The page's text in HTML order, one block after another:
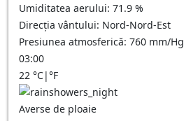
Umiditatea aerului: 71.9 %
Direcția vântului: Nord-Nord-Est
Presiunea atmosferică: 760 mm/Hg
03:00
22 °C|°F
Averse de ploaie